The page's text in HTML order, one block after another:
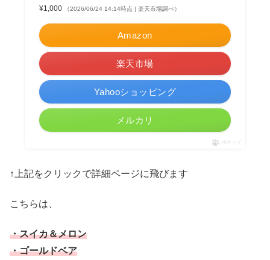
¥1,000
（2026/06/24 14:14時点 | 楽天市場調べ）
Amazon
楽天市場
Yahooショッピング
メルカリ
ポチップ
↑上記をクリックで詳細ページに飛びます
こちらは、
・スイカ＆メロン
・ゴールドベア